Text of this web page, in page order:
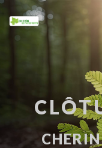
Panneau de gestion